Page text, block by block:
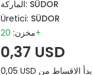
الماركة: SÜDOR
Üretici: SÜDOR
مخزن:20+
0,37 USD
0,05 USD بدأ الاقساط من